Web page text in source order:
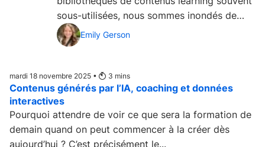
sous-utilisées, nous sommes inondés de
contenus tant à la maison...
Emily Gerson
mardi 18 novembre 2025 • 3 mins
Contenus générés par l’IA, coaching et données
interactives
Pourquoi attendre de voir ce que sera la formation de
demain quand on peut commencer à la créer dès
aujourd’hui ? C’est précisément le...